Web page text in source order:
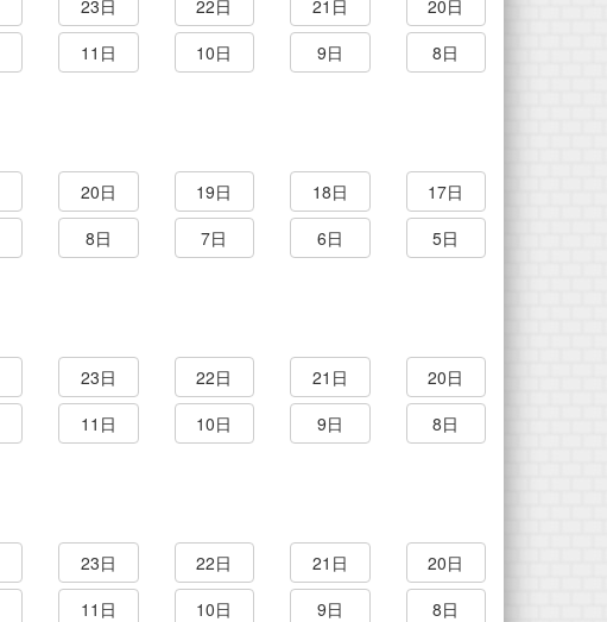
23日 22日 21日
20日
11日 10日 9日
8日
20日 19日 18日
17日
8日 7日 6日
5日
23日 22日 21日
20日
11日 10日 9日
8日
23日 22日 21日
20日
11日 10日 9日
8日